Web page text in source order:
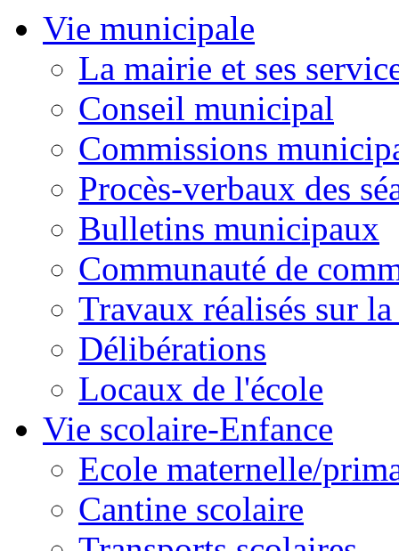
Vie municipale
La mairie et ses
Conseil municipal
Commissions
Procès-verbaux des
Bulletins municipaux
Communauté de
Travaux réalisés sur
Délibérations
Locaux de l'école
Vie scolaire-Enfance
Ecole maternelle/
Cantine scolaire